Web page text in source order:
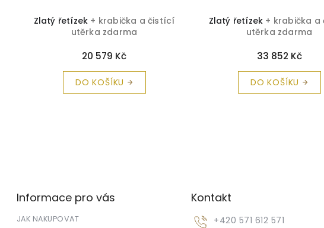
Zlatý řetízek + krabička a čistící
utěrka zdarma
20 579 Kč
DO KOŠÍKU
Zlatý řetízek + krabička
utěrka zdarma
33 852 Kč
DO KOŠÍKU
Informace pro vás
JAK NAKUPOVAT
Kontakt
+420 571 612 571